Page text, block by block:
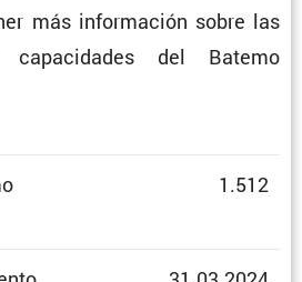
más infor­ma­ción sobre las
capaci­dades del Batemo
1.512